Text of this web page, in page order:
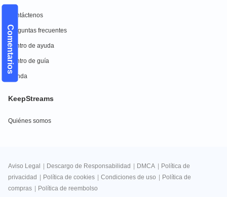
Comentarios
Contáctenos
Preguntas frecuentes
Centro de ayuda
Centro de guía
Tienda
KeepStreams
Quiénes somos
Aviso Legal Descargo de Responsabilidad DMCA
Política de
privacidad
Política de cookies Condiciones de uso
Política de
compras
Política de reembolso